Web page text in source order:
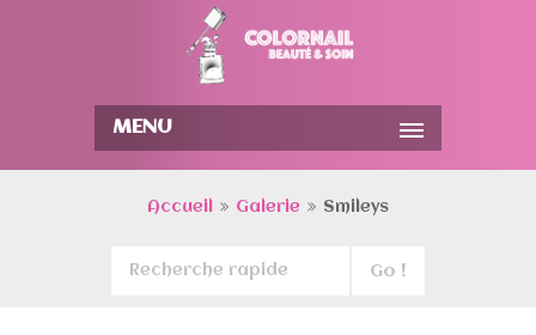
MENU
Accueil Galerie Smileys